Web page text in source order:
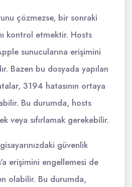
çözmezse, bir sonraki
kontrol etmektir. Hosts
sunucularına erişimini
Bazen bu dosyada yapılan
3194 hatasının ortaya
Bu durumda, hosts
veya sıfırlamak gerekebilir.
güvenlik
erişimini engellemesi de
olabilir. Bu durumda,